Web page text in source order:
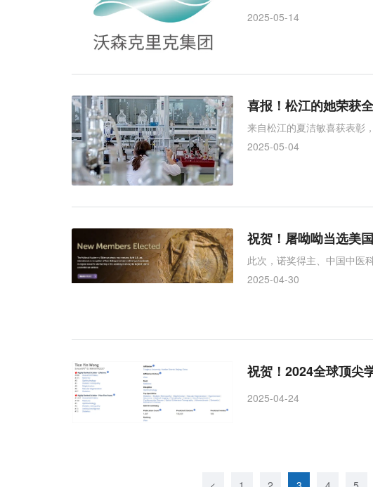
2025-05-14
喜报！松江的她荣获
来自松江的夏洁敏喜获表彰
2025-05-04
祝贺！屠呦呦当选美
此次，诺奖得主、中国中医
2025-04-30
祝贺！2024全球顶尖
2025-04-24